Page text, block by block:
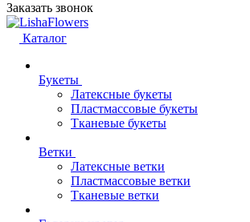
Заказать звонок
Каталог
Букеты
Латексные букеты
Пластмассовые букеты
Тканевые букеты
Ветки
Латексные ветки
Пластмассовые ветки
Тканевые ветки